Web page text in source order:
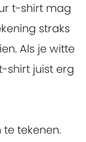
t-shirt mag
straks
Als je witte
shirt juist erg
tekenen.